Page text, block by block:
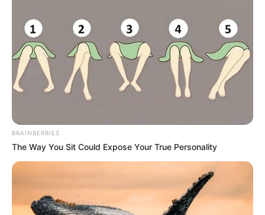
BRAINBERRIES
The Way You Sit Could Expose Your True Personality